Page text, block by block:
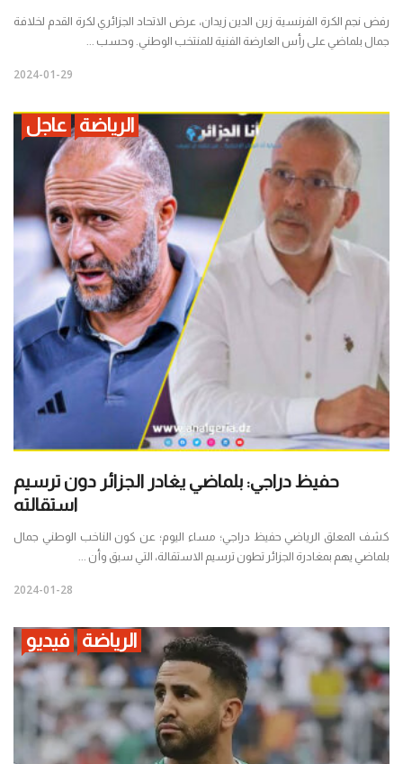
رفض نجم الكرة الفرنسية زين الدين زيدان، عرض الاتحاد الجزائري لكرة القدم لخلافة
جمال بلماضي على رأس العارضة الفنية للمنتخب الوطني. وحسب ...
2024-01-29
الرياضة عاجل
حفيظ دراجي: بلماضي يغادر الجزائر دون ترسيم
استقالته
كشف المعلق الرياضي حفيظ دراجي؛ مساء اليوم؛ عن كون الناخب الوطني جمال
بلماضي يهم بمغادرة الجزائر تطون ترسيم الاستقالة، التي سبق وأن ...
2024-01-28
الرياضة فيديو